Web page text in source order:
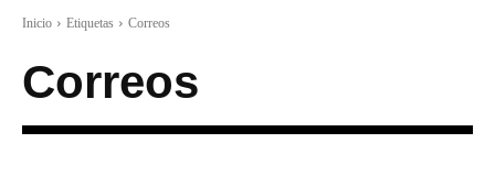
Inicio Etiquetas Correos
Correos